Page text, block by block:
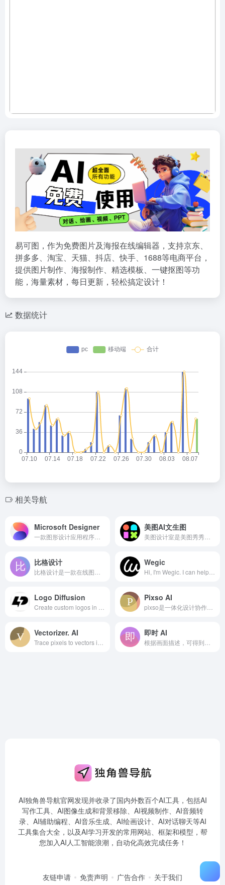
易可图，作为免费图片及海报在线编辑器，支持京东、
拼多多、淘宝、天猫、抖店、快手、1688等电商平台，
提供图片制作、海报制作、精选模板、一键抠图等功
能，海量素材，每日更新，轻松搞定设计！
数据统计
相关导航
Microsoft Designer 美图AI文生图
比格设计 Wegic
Logo Diffusion Pixso AI
Vectorizer. AI 即时 AI
AI独角兽导航官网发现并收录了国内外数百个AI工具，包括AI
写作工具、AI图像生成和背景移除、AI视频制作、AI音频转
录、AI辅助编程、AI音乐生成、AI绘画设计、AI对话聊天等AI
工具集合大全，以及AI学习开发的常用网站、框架和模型，帮
您加入AI人工智能浪潮，自动化高效完成任务！
友链申请 免责声明 广告合作 关于我们